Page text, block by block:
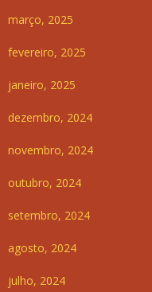
março, 2025
fevereiro, 2025
janeiro, 2025
dezembro, 2024
novembro, 2024
outubro, 2024
setembro, 2024
agosto, 2024
julho, 2024